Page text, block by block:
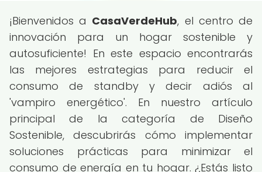
¡Bienvenidos a CasaVerdeHub, el centro de
innovación para un hogar sostenible y
autosuficiente! En este espacio encontrarás
las mejores estrategias para reducir el
consumo de standby y decir adiós al
'vampiro energético'. En nuestro artículo
principal de la categoría de Diseño
Sostenible, descubrirás cómo implementar
soluciones prácticas para minimizar el
consumo de energía en tu hogar. ¿Estás listo